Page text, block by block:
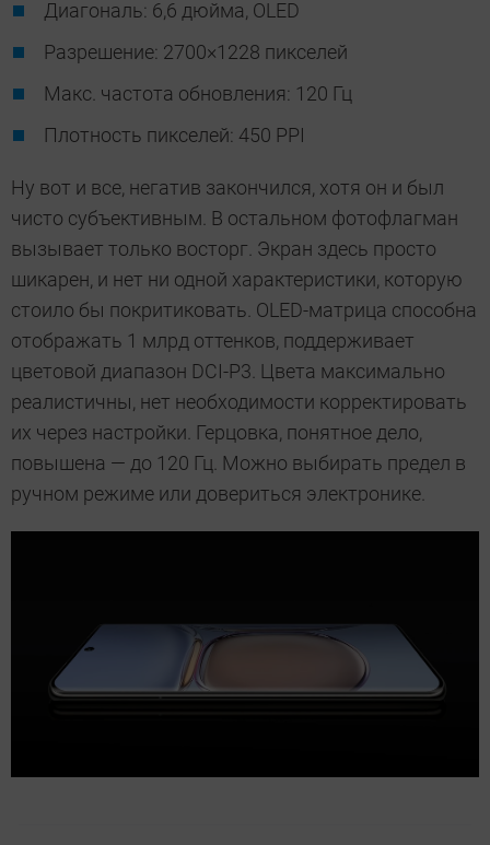
Диагональ: 6,6 дюйма, OLED
Разрешение: 2700×1228 пикселей
Макс. частота обновления: 120 Гц
Плотность пикселей: 450 PPI
Ну вот и все, негатив закончился, хотя он и был
чисто субъективным. В остальном фотофлагман
вызывает только восторг. Экран здесь просто
шикарен, и нет ни одной характеристики, которую
стоило бы покритиковать. OLED-матрица способна
отображать 1 млрд оттенков, поддерживает
цветовой диапазон DCI-P3. Цвета максимально
реалистичны, нет необходимости корректировать
их через настройки. Герцовка, понятное дело,
повышена — до 120 Гц. Можно выбирать предел в
ручном режиме или довериться электронике.